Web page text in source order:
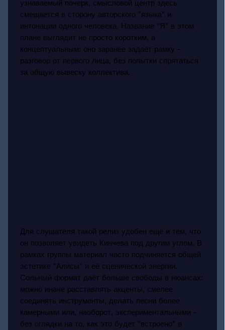
узнаваемый почерк, смысловой центр здесь
смещается в сторону авторского "языка" и
интонации одного человека. Название "Я" в этом
плане выглядит не просто коротким, а
концептуальным: оно заранее задаёт рамку -
разговор от первого лица, без попытки спрятаться
за общую вывеску коллектива.
Для слушателя такой релиз удобен ещё и тем, что
он позволяет увидеть Кинчева под другим углом. В
рамках группы материал часто подчиняется общей
эстетике "Алисы" и её сценической энергии.
Сольный формат даёт больше свободы в нюансах:
можно иначе расставлять акценты, смелее
соединять инструменты, делать песни более
камерными или, наоборот, экспериментальными -
без оглядки на то, как это будет "встроено" в